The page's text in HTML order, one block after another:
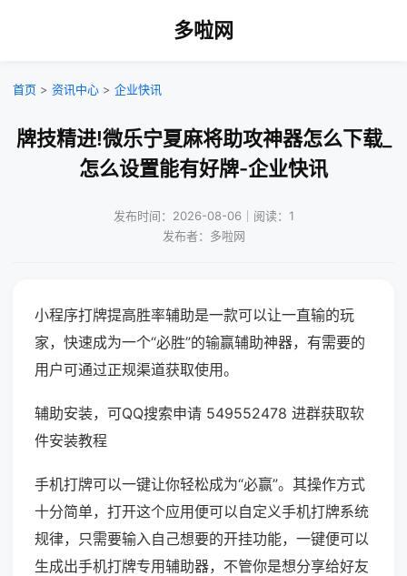
多啦网
首页 > 资讯中心 > 企业快讯
牌技精进!微乐宁夏麻将助攻神器怎么下载_
怎么设置能有好牌-企业快讯
发布时间：2026-08-06｜阅读：1
发布者：多啦网
小程序打牌提高胜率辅助是一款可以让一直输的玩
家，快速成为一个“必胜”的输赢辅助神器，有需要的
用户可通过正规渠道获取使用。
辅助安装，可QQ搜索申请 549552478 进群获取软
件安装教程
手机打牌可以一键让你轻松成为“必赢”。其操作方式
十分简单，打开这个应用便可以自定义手机打牌系统
规律，只需要输入自己想要的开挂功能，一键便可以
生成出手机打牌专用辅助器，不管你是想分享给好友